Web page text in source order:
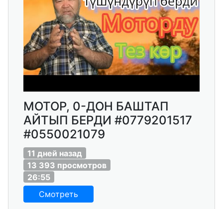
МОТОР, 0-ДОН БАШТАП
АЙТЫП БЕРДИ #0779201517
#0550021079
11 дней назад
13 393 просмотров
26:55
Смотреть